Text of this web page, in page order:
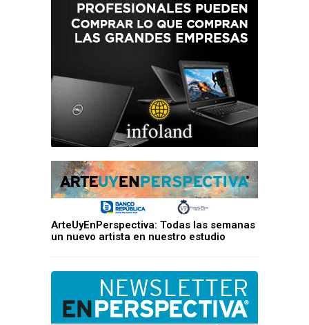
ArteUyEnPerspectiva: Todas las semanas
un nuevo artista en nuestro estudio